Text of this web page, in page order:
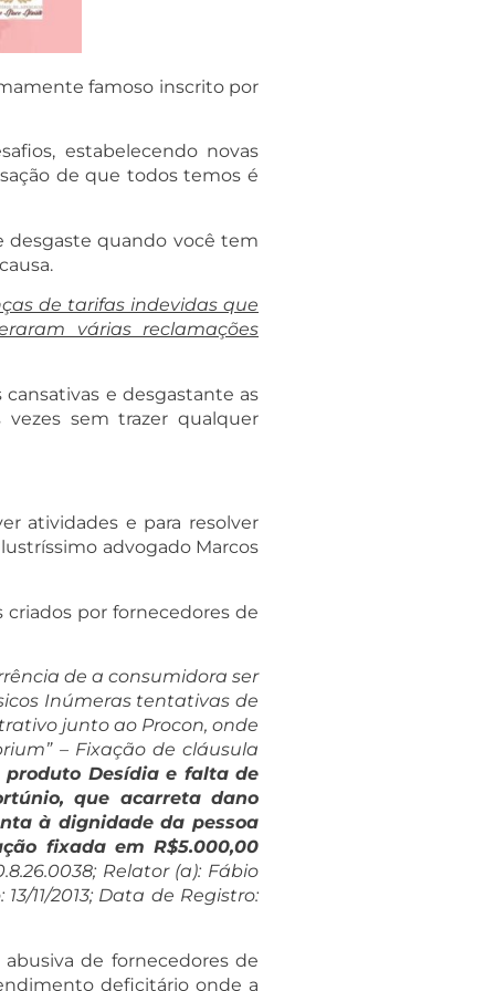
famoso inscrito por
estabelecendo novas
de que todos temos é
desgaste quando você tem
de tarifas indevidas que
várias reclamações
e desgastante as
sem trazer qualquer
atividades e para resolver
advogado Marcos
por fornecedores de
de a consumidora ser
Inúmeras tentativas de
junto ao Procon, onde
– Fixação de cláusula
produto Desídia e falta de
que acarreta dano
à dignidade da pessoa
fixada em R$5.000,00
Relator (a): Fábio
11/2013; Data de Registro:
de fornecedores de
deficitário onde a